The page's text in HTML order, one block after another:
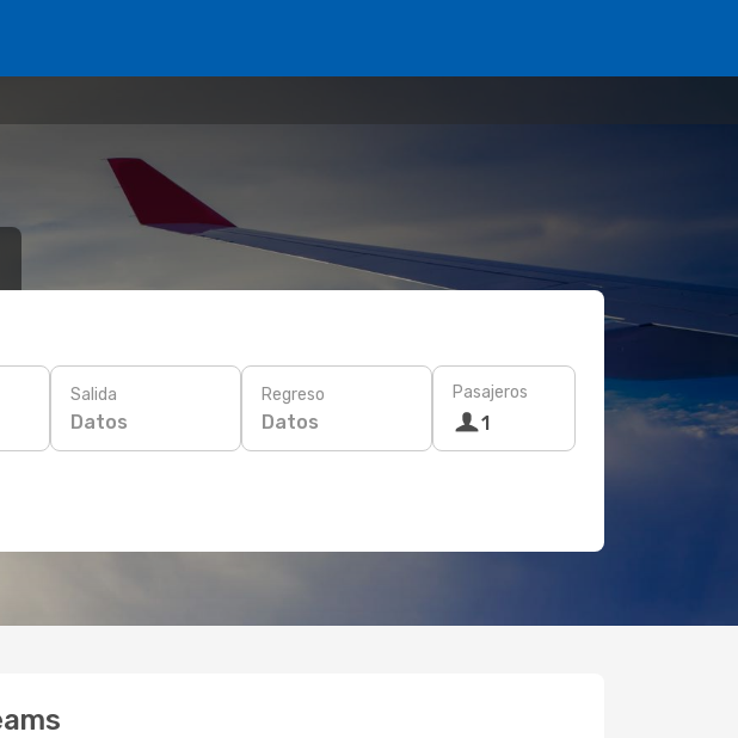
Salida
Datos
Regreso
Datos
Pasajeros
1